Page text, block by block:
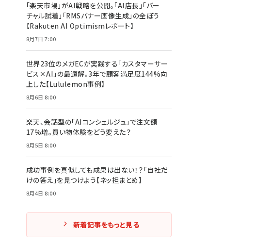
「楽天市場」がAI戦略を公開。「AI店長」「バー
チャル試着」「RMSバナー画像生成」の全ぼう
【Rakuten AI Optimismレポート】
8月7日 7:00
世界23位のメガECが実践する「カスタマーサー
ビス×AI」の最適解。3年で顧客満足度144%向
上した【Lululemon事例】
8月6日 8:00
楽天、会話型の「AIコンシェルジュ」で注文額
17％増。買い物体験をどう変えた？
8月5日 8:00
成功事例を真似しても成果は出ない！？「自社だ
けの答え」を見つけよう【ネッ担まとめ】
8月4日 8:00
新着記事をもっと見る